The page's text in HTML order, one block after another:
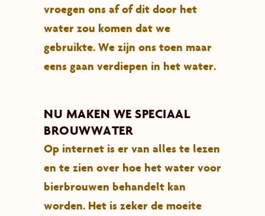
vroegen ons af of dit door het
water zou komen dat we
gebruikte. We zijn ons toen maar
eens gaan verdiepen in het water.
NU MAKEN WE SPECIAAL
BROUWWATER
Op internet is er van alles te lezen
en te zien over hoe het water voor
bierbrouwen behandelt kan
worden. Het is zeker de moeite